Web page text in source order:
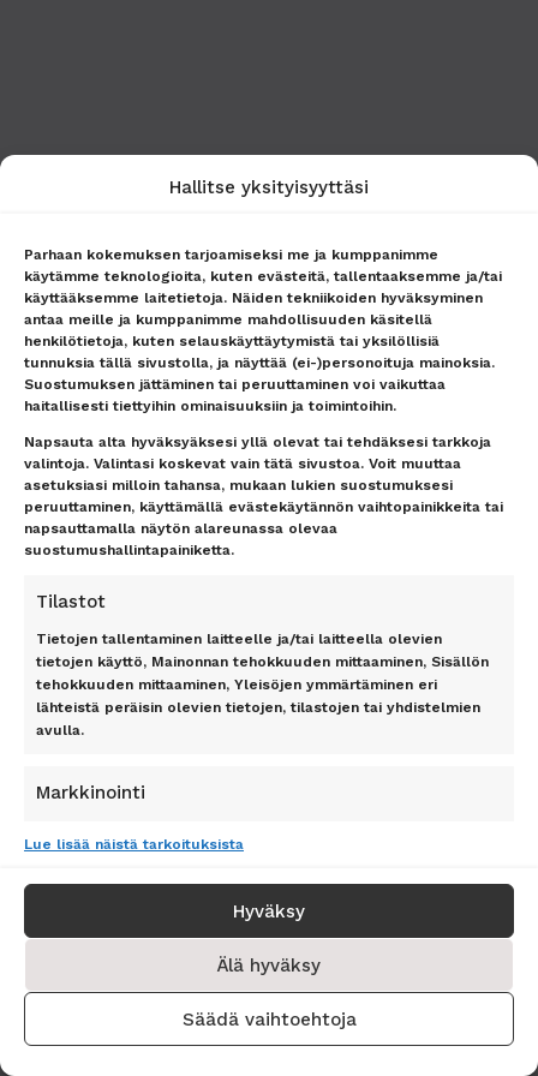
Hallitse yksityisyyttäsi
Parhaan kokemuksen tarjoamiseksi me ja kumppanimme
käytämme teknologioita, kuten evästeitä, tallentaaksemme ja/tai
käyttääksemme laitetietoja. Näiden tekniikoiden hyväksyminen
antaa meille ja kumppanimme mahdollisuuden käsitellä
henkilötietoja, kuten selauskäyttäytymistä tai yksilöllisiä
tunnuksia tällä sivustolla, ja näyttää (ei-)personoituja mainoksia.
Suostumuksen jättäminen tai peruuttaminen voi vaikuttaa
haitallisesti tiettyihin ominaisuuksiin ja toimintoihin.
Napsauta alta hyväksyäksesi yllä olevat tai tehdäksesi tarkkoja
valintoja. Valintasi koskevat vain tätä sivustoa. Voit muuttaa
asetuksiasi milloin tahansa, mukaan lukien suostumuksesi
peruuttaminen, käyttämällä evästekäytännön vaihtopainikkeita tai
napsauttamalla näytön alareunassa olevaa
suostumushallintapainiketta.
Tilastot
Tietojen tallentaminen laitteelle ja/tai laitteella olevien
tietojen käyttö, Mainonnan tehokkuuden mittaaminen, Sisällön
tehokkuuden mittaaminen, Yleisöjen ymmärtäminen eri
lähteistä peräisin olevien tietojen, tilastojen tai yhdistelmien
avulla.
Markkinointi
tietojen käyttö, Rajoitettujen tietojen käyttö mainosten
Personoidun sisältöprofiilin muodostaminen, Profiilien käyttö
personoidun sisällön valitsemiseksi, Palvelujen kehittäminen
ja parantaminen, Rajoitettujen tietojen käyttö sisällön
valitsemiseen.
ominaisuudet Aina aktiivinen
Lue lisää näistä tarkoituksista
Hyväksy
Älä hyväksy
Säädä vaihtoehtoja